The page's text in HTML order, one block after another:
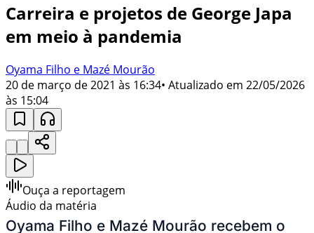
Carreira e projetos de George Japa
em meio à pandemia
Oyama Filho e Mazé Mourão
20 de março de 2021 às 16:34• Atualizado em 22/05/2026
às 15:04
Ouça a reportagem
Áudio da matéria
Oyama Filho e Mazé Mourão recebem o